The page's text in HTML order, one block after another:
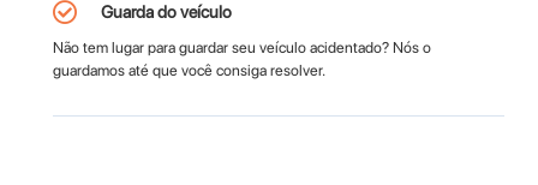
Guarda do veículo
Não tem lugar para guardar seu veículo acidentado? Nós o
guardamos até que você consiga resolver.